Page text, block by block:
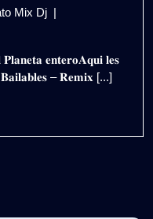
Mix Dj 𝗣𝗔𝗖𝗞
–
𝗥𝗘𝗠𝗜𝗫
(𝗩𝗢𝗟.𝟲)
𝐞𝐧𝐭𝐞𝐫𝐨𝐀𝐪𝐮𝐢 𝐥𝐞𝐬
– 𝐑𝐞𝐦𝐢𝐱 [...]